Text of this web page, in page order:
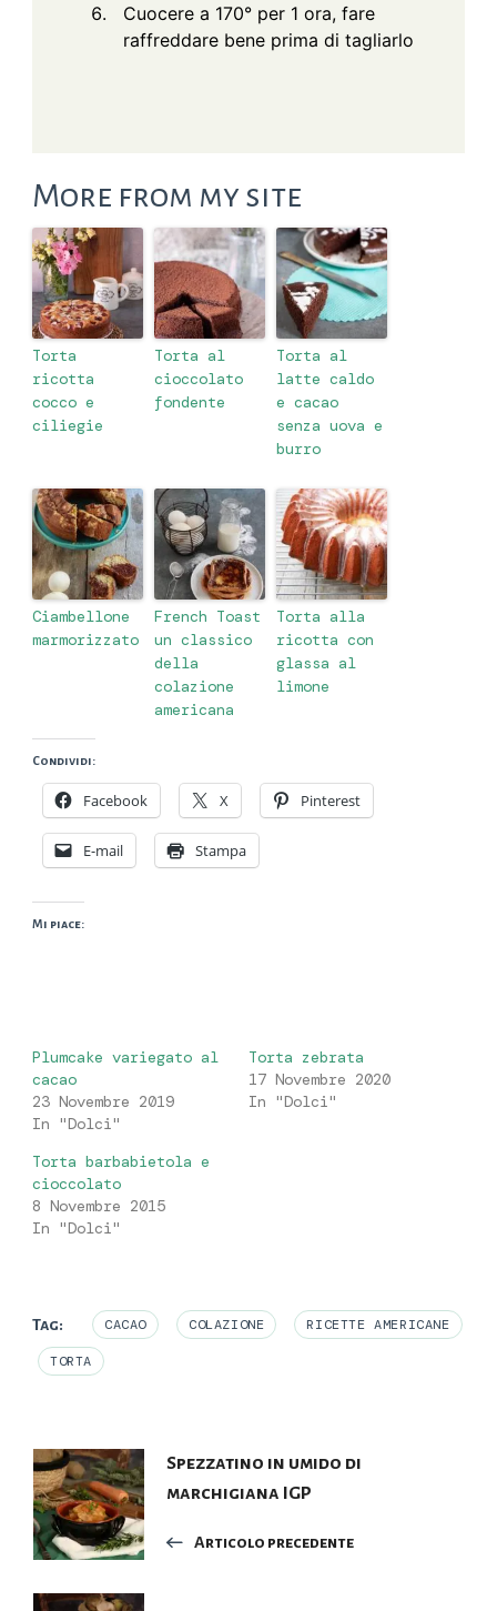
Cuocere a 170° per 1 ora, fare
raffreddare bene prima di tagliarlo
More from my site
Torta
ricotta
cocco e
ciliegie
Torta al
cioccolato
fondente
Torta al
latte caldo
e cacao
senza uova e
burro
Ciambellone
marmorizzato
French Toast
un classico
della
colazione
americana
Torta alla
ricotta con
glassa al
limone
Condividi:
Facebook X Pinterest
E-mail Stampa
Mi piace:
Plumcake variegato al
cacao
23 Novembre 2019
In "Dolci"
Torta zebrata
17 Novembre 2020
In "Dolci"
Torta barbabietola e
cioccolato
8 Novembre 2015
In "Dolci"
Tag: CACAO COLAZIONE RICETTE AMERICANE
TORTA
Navigazione
articoli
Spezzatino in umido di
marchigiana IGP
Articolo precedente